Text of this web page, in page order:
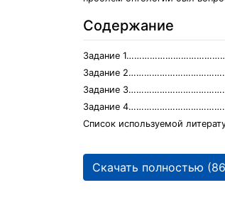
Содержание
Задание
Задание
Задание
Задание
Список используемой
Скачать полностью